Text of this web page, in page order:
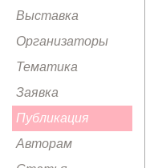
Выставка
Организаторы
Тематика
Заявка
Публикация
Авторам